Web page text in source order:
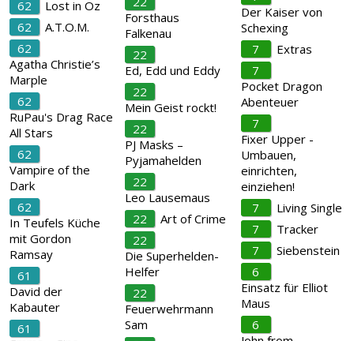
62
Lost in Oz
62
A.T.O.M.
62
Agatha Christie’s
Marple
62
RuPau's Drag Race
All Stars
62
Vampire of the
Dark
62
In Teufels Küche
mit Gordon
Ramsay
61
David der
Kabauter
61
Forsthaus
Falkenau
22
Ed, Edd und Eddy
22
Mein Geist rockt!
22
PJ Masks –
Pyjamahelden
22
Leo Lausemaus
22
Art of Crime
22
Die Superhelden-
Helfer
22
Feuerwehrmann
Sam
Der Kaiser von
Schexing
7
Extras
7
Pocket Dragon
Abenteuer
7
Fixer Upper -
Umbauen,
einrichten,
einziehen!
7
Living Single
7
Tracker
7
Siebenstein
6
Einsatz für Elliot
Maus
6